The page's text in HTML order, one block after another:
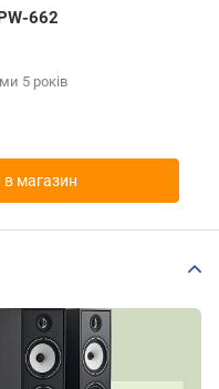
662
5 років
в магазин